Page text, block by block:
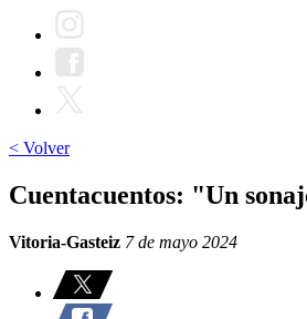
< Volver
Cuentacuentos: "Un
Vitoria-Gasteiz 7 de mayo 2024